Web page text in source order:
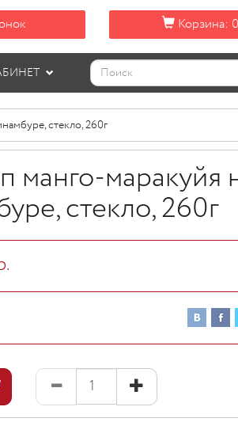
Корзина:
стекло, 260г
манго-маракуйя
стекло, 260г